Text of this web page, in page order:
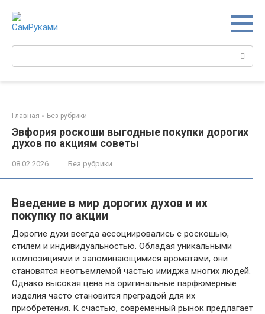
контенту
Главная » Без рубрики
Эвфория роскоши выгодные покупки дорогих
духов по акциям советы
08.02.2026 Без рубрики
Введение в мир дорогих духов и их
покупку по акции
Дорогие духи всегда ассоциировались с роскошью,
стилем и индивидуальностью. Обладая уникальными
композициями и запоминающимися ароматами, они
становятся неотъемлемой частью имиджа многих людей.
Однако высокая цена на оригинальные парфюмерные
изделия часто становится преградой для их
приобретения. К счастью, современный рынок предлагает